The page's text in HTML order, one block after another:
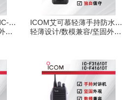
观/
ICOM艾可慕轻薄手持防水对
讲机IC-F52D
轻薄设计/数模兼容/坚固外观/